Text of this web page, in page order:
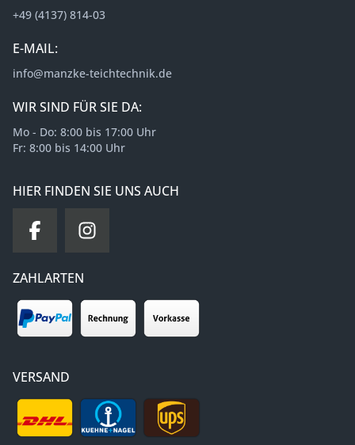
+49 (4137) 814-03
E-MAIL:
info@manzke-teichtechnik.de
WIR SIND FÜR SIE DA:
Mo - Do: 8:00 bis 17:00 Uhr
Fr: 8:00 bis 14:00 Uhr
HIER FINDEN SIE UNS AUCH
ZAHLARTEN
VERSAND